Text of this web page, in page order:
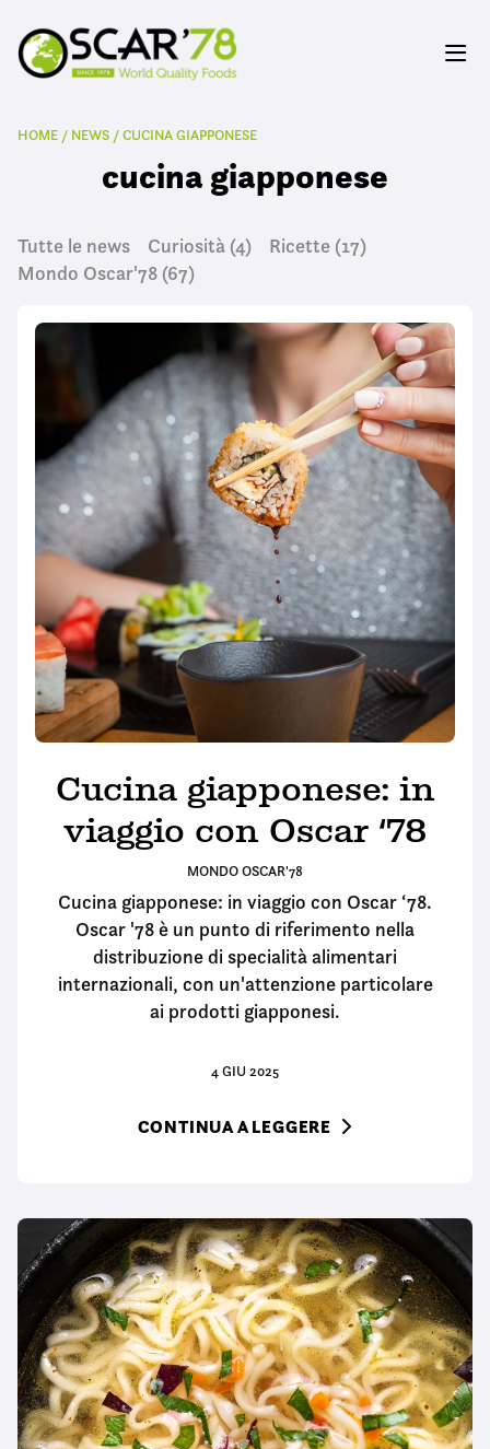
HOME / NEWS /CUCINA GIAPPONESE
cucina giapponese
Tutte le news Curiosità (4) Ricette (17)
Mondo Oscar'78 (67)
Cucina giapponese: in
viaggio con Oscar ‘78
MONDO OSCAR'78
Cucina giapponese: in viaggio con Oscar ‘78.
Oscar '78 è un punto di riferimento nella
distribuzione di specialità alimentari
internazionali, con un'attenzione particolare
ai prodotti giapponesi.
4 GIU 2025
CONTINUA A LEGGERE